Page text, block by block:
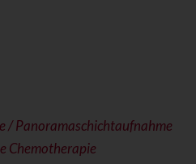
/ Panoramaschichtaufnahme
Chemotherapie